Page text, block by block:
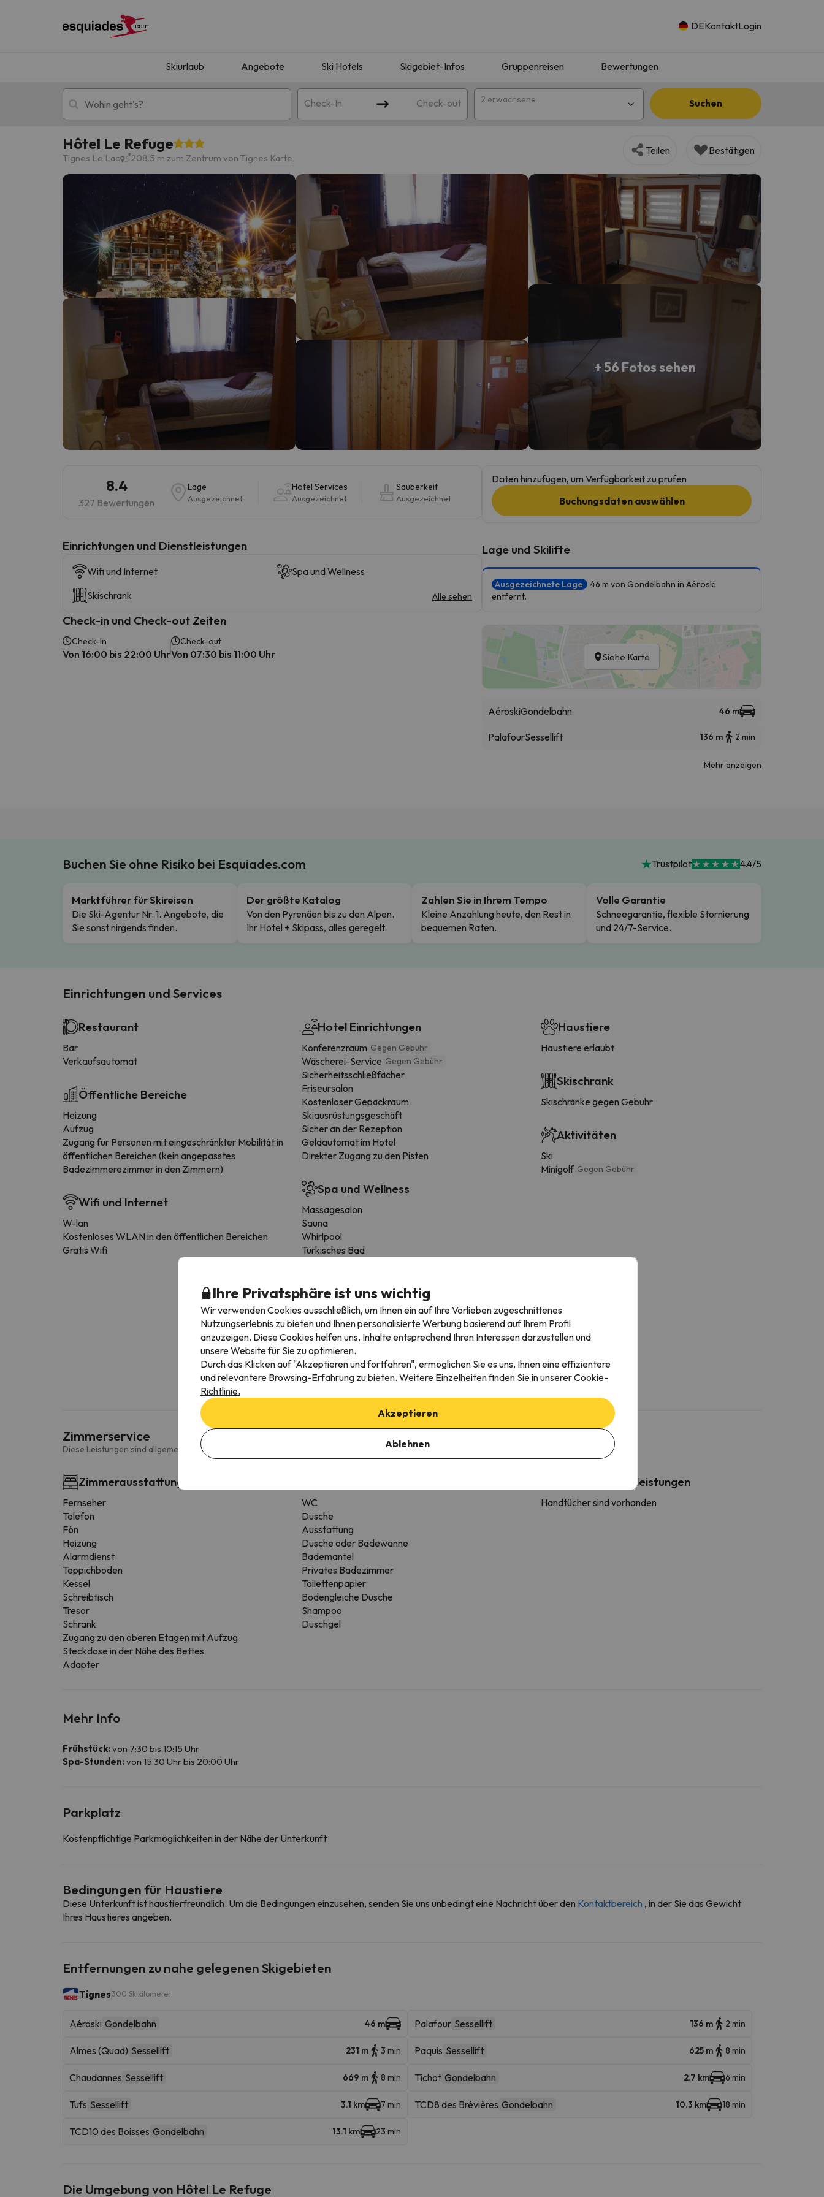
DEKontaktLogin
Skiurlaub Angebote Ski Hotels Skigebiet-Infos Gruppenreisen Bewertungen
Check-In Check-out 2 erwachsene Suchen
Skiurlaub Berghotels
Oops, wir haben keine Ergebnisse gefunden, die Ihrer Suche entsprechen. Versuchen Sie, das Ziel zu ändern.
Es sieht so aus, als hätte sich unser Sucher verirrt. Sobald er seinen Kompass gefunden hat, wird er zurück sein.
Hôtel Le Refuge
Tignes Le Lac 208.5 m zum Zentrum von Tignes Karte
Teilen Bestätigen
+ 56 Fotos sehen
8.4
327 Bewertungen
Lage
Ausgezeichnet
Hotel Services
Ausgezeichnet
Sauberkeit
Ausgezeichnet
​Einrichtungen und Dienstleistungen
Wifi und Internet
Spa und Wellness
Skischrank
Alle sehen
Check-in und Check-out Zeiten
Check-In
Von 16:00 bis 22:00 Uhr
Check-out
Von 07:30 bis 11:00 Uhr
Daten hinzufügen, um Verfügbarkeit zu prüfen
Buchungsdaten auswählen
Lage und Skilifte
Ausgezeichnete Lage
46 m von Gondelbahn in Aéroski
entfernt.
Siehe Karte
AéroskiGondelbahn 46 m
PalafourSessellift 136 m 2 min
Mehr anzeigen
Buchen Sie ohne Risiko bei Esquiades.com Trustpilot 4.4/5
Marktführer für Skireisen
Die Ski-Agentur Nr. 1. Angebote, die
Sie sonst nirgends finden.
Der größte Katalog
Von den Pyrenäen bis zu den Alpen.
Ihr Hotel + Skipass, alles geregelt.
Zahlen Sie in Ihrem Tempo
Kleine Anzahlung heute, den Rest in
bequemen Raten.
Volle Garantie
Schneegarantie, flexible Stornierung
und 24/7-Service.
Einrichtungen und Services
Restaurant
Bar
Verkaufsautomat
Öffentliche Bereiche
Heizung
Aufzug
Zugang für Personen mit eingeschränkter Mobilität in
öffentlichen Bereichen (kein angepasstes
Badezimmerezimmer in den Zimmern)
Wifi und Internet
W-lan
Kostenloses WLAN in den öffentlichen Bereichen
Gratis Wifi
Hotel Einrichtungen
Konferenzraum Gegen Gebühr
Wäscherei-Service Gegen Gebühr
Sicherheitsschließfächer
Friseursalon
Kostenloser Gepäckraum
Skiausrüstungsgeschäft
Sicher an der Rezeption
Geldautomat im Hotel
Direkter Zugang zu den Pisten
Spa und Wellness
Massagesalon
Sauna
Whirlpool
Türkisches Bad
Balkon
Squash-Platz Gegen Gebühr
Tischtennis Gegen Gebühr
Billardtisch
Lounge mit TV
Supermarkt
Solarium
Haustiere
Haustiere erlaubt
Skischrank
Skischränke gegen Gebühr
Aktivitäten
Ski
Minigolf Gegen Gebühr
Zimmerservice
Diese Leistungen sind allgemein und können je nach Zimmertyp variieren.
Zimmerausstattung
Fernseher
Telefon
Fön
Heizung
Alarmdienst
Teppichboden
Kessel
Schreibtisch
Tresor
Schrank
Zugang zu den oberen Etagen mit Aufzug
Steckdose in der Nähe des Bettes
Adapter
WC
Dusche
Ausstattung
Dusche oder Badewanne
Bademantel
Privates Badezimmer
Toilettenpapier
Bodengleiche Dusche
Shampoo
Duschgel
Weitere Dienstleistungen
Handtücher sind vorhanden
Mehr Info
Frühstück:von 7:30 bis 10:15 Uhr
Spa-Stunden:von 15:30 Uhr bis 20:00 Uhr
Parkplatz
Kostenpflichtige Parkmöglichkeiten in der Nähe der Unterkunft
Bedingungen für Haustiere
Diese Unterkunft ist haustierfreundlich. Um die Bedingungen einzusehen, senden Sie uns unbedingt eine Nachricht über den Kontaktbereich , in der Sie das Gewicht
Ihres Haustieres angeben.
Entfernungen zu nahe gelegenen Skigebieten
Tignes 300 Skikilometer
Aéroski Gondelbahn 46 m Palafour Sessellift 136 m 2 min
Almes (Quad) Sessellift 231 m 3 min Paquis Sessellift 625 m 8 min
Chaudannes Sessellift 669 m 8 min Tichot Gondelbahn 2.7 km 6 min
Tufs Sessellift 3.1 km 7 min TCD8 des Brévières Gondelbahn 10.3 km 18 min
TCD10 des Boisses Gondelbahn 13.1 km 23 min
Die Umgebung von Hôtel Le Refuge
Ihre Privatsphäre ist uns wichtig
Wir verwenden Cookies ausschließlich, um Ihnen ein auf Ihre Vorlieben zugeschnittenes
Nutzungserlebnis zu bieten und Ihnen personalisierte Werbung basierend auf Ihrem Profil
anzuzeigen. Diese Cookies helfen uns, Inhalte entsprechend Ihren Interessen darzustellen und
unsere Website für Sie zu optimieren.
Durch das Klicken auf "Akzeptieren und fortfahren", ermöglichen Sie es uns, Ihnen eine effizientere
und relevantere Browsing-Erfahrung zu bieten. Weitere Einzelheiten finden Sie in unsererCookie-
Richtlinie.
Akzeptieren
Ablehnen